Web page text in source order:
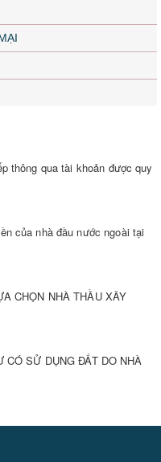
thông qua tài khoản được quy
của nhà đầu nước ngoài tại
CHỌN NHÀ THẦU XÂY
CÓ SỬ DỤNG ĐẤT DO NHÀ